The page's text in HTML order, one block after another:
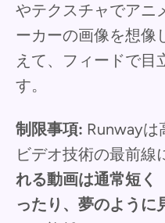
やテクスチャでアニ
ーカーの画像を想像
えて、フィードで目
す。
制限事項: Runwayは
ビデオ技術の最前線
れる動画は通常短く
ったり、夢のように